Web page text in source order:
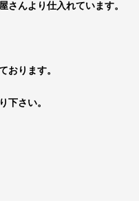
さんより仕入れています。
おります。
下さい。